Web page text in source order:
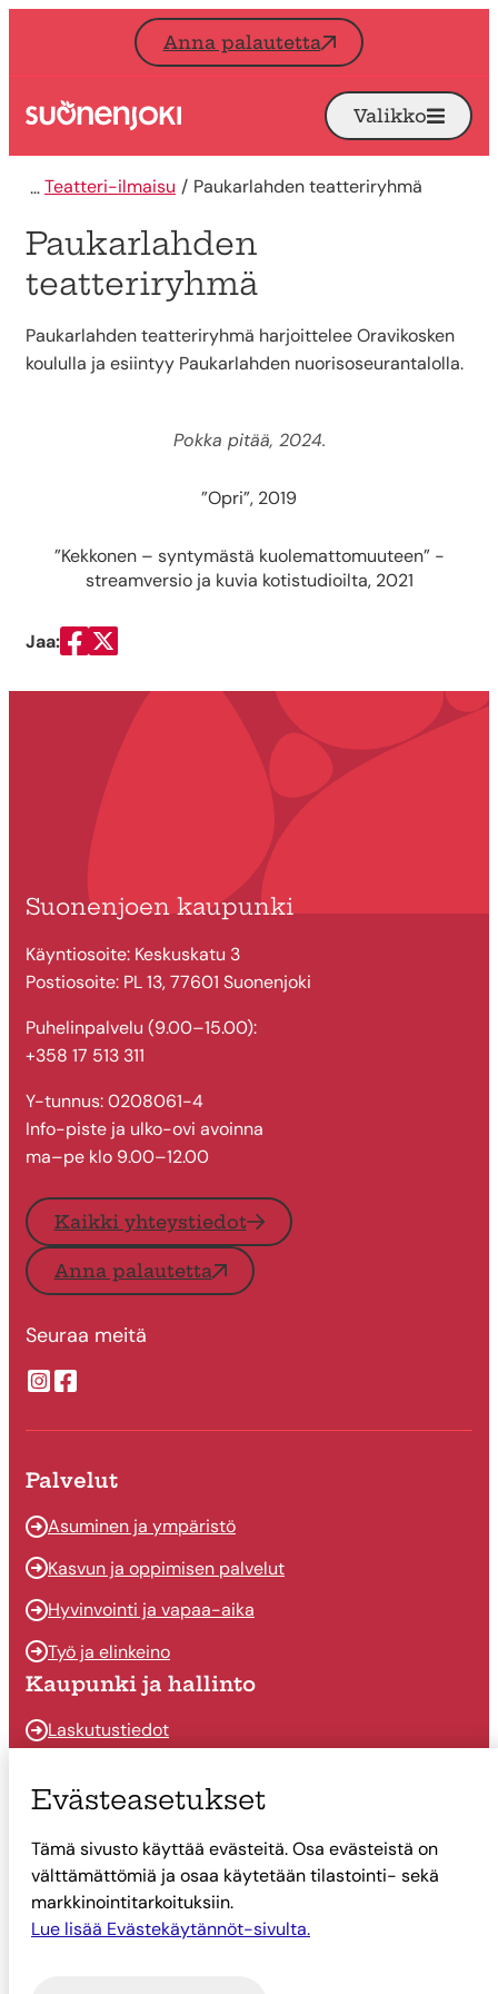
Siirry sisältöön
Anna palautetta
Etusivu Avaa
Valikko
Teatteri-ilmaisu Paukarlahden teatteriryhmä
Paukarlahden
teatteriryhmä
Paukarlahden teatteriryhmä harjoittelee Oravikosken
koululla ja esiintyy Paukarlahden nuorisoseurantalolla.
Pokka pitää, 2024.
”Opri”, 2019
”Kekkonen – syntymästä kuolemattomuuteen” -
streamversio ja kuvia kotistudioilta, 2021
Jaa:
Jaa Facebookissa
Jaa Twitterissä
Suonenjoen kaupunki
Käyntiosoite: Keskuskatu 3
Postiosoite: PL 13, 77601 Suonenjoki
Puhelinpalvelu (9.00–15.00):
+358 17 513 311
Y-tunnus: 0208061-4
Info-piste ja ulko-ovi avoinna
ma–pe klo 9.00–12.00
Kaikki yhteystiedot
Anna palautetta
Seuraa meitä
Suonenjoen kaupungin Instragram
Suonenjoen kaupungin Facebook
Palvelut
Asuminen ja ympäristö
Kasvun ja oppimisen palvelut
Hyvinvointi ja vapaa-aika
Työ ja elinkeino
Kaupunki ja hallinto
Laskutustiedot
Päätöksenteko
Talous
Yhteystiedot
Tietoa Suonenjoesta
Evästeasetukset
Tämä sivusto käyttää evästeitä. Osa evästeistä on
välttämättömiä ja osaa käytetään tilastointi- sekä
markkinointitarkoituksiin.
Lue lisää Evästekäytännöt-sivulta.